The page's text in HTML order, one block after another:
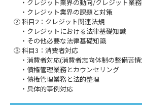
・クレジット業界の動向/クレジット業
・クレジット業界の課題と対策
② 科目2：クレジット関連法規
・クレジットにおける法律基礎知識
・その他必要な法律基礎知識
③ 科目3：消費者対応
・消費者対応(消費者志向体制の整備苦
・債権管理業務とカウンセリング
・債権管理業務と法的整理
・具体的事例対応